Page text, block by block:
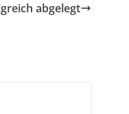
abgelegt